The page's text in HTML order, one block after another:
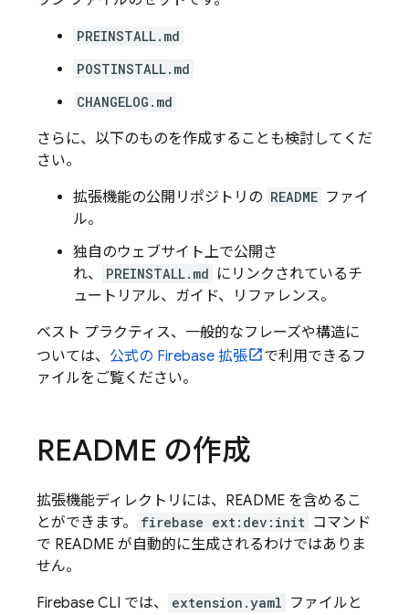
PREINSTALL.md
POSTINSTALL.md
CHANGELOG.md
さらに、以下のものを作成することも検討してくだ
さい。
拡張機能の公開リポジトリの README ファイ
ル。
独自のウェブサイト上で公開さ
れ、
PREINSTALL.md にリンクされているチ
ュートリアル、ガイド、リファレンス。
ベスト プラクティス、一般的なフレーズや構造に
ついては、 公式の Firebase 拡張
で利用できるフ
ァイルをご覧ください。
README の作成
拡張機能ディレクトリには、README を含めるこ
とができます。
firebase ext:dev:init コマンド
で README が自動的に生成されるわけではありま
せん。
Firebase CLI では、 extension.yaml ファイルと